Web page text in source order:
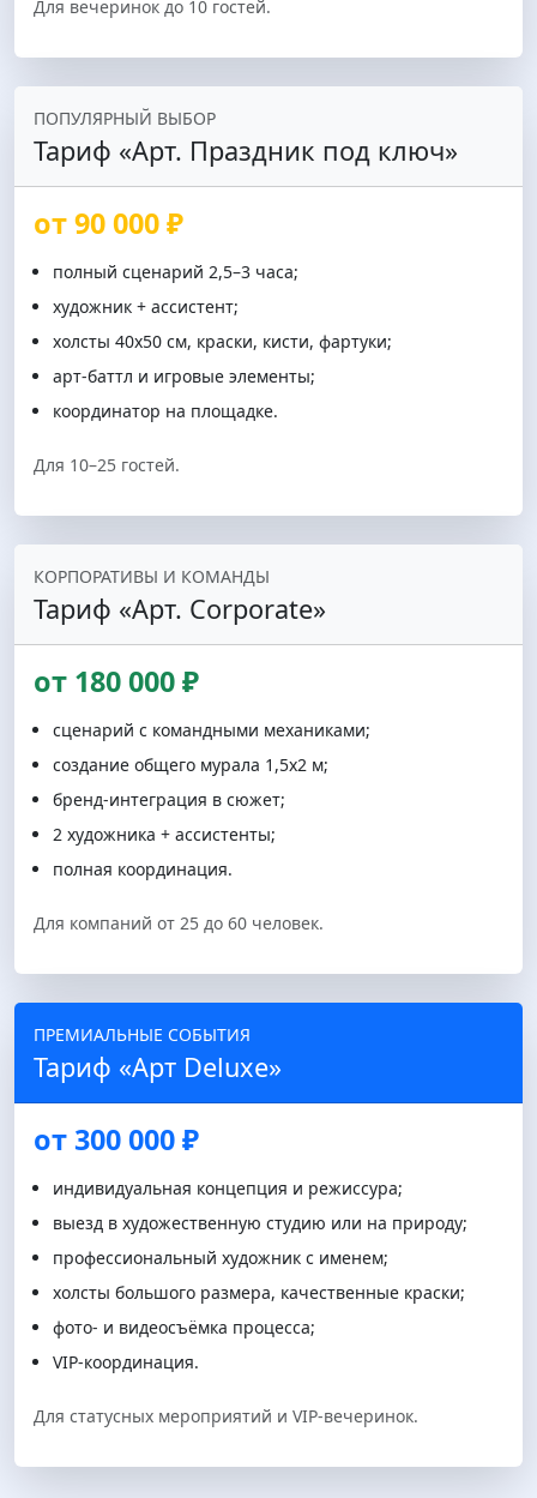
Для вечеринок до 10 гостей.
ПОПУЛЯРНЫЙ ВЫБОР
Тариф «Арт. Праздник под ключ»
от 90 000 ₽
полный сценарий 2,5–3 часа;
художник + ассистент;
холсты 40х50 см, краски, кисти, фартуки;
арт-баттл и игровые элементы;
координатор на площадке.
Для 10–25 гостей.
КОРПОРАТИВЫ И КОМАНДЫ
Тариф «Арт. Corporate»
от 180 000 ₽
сценарий с командными механиками;
создание общего мурала 1,5х2 м;
бренд-интеграция в сюжет;
2 художника + ассистенты;
полная координация.
Для компаний от 25 до 60 человек.
ПРЕМИАЛЬНЫЕ СОБЫТИЯ
Тариф «Арт Deluxe»
от 300 000 ₽
индивидуальная концепция и режиссура;
выезд в художественную студию или на природу;
профессиональный художник с именем;
холсты большого размера, качественные краски;
фото- и видеосъёмка процесса;
VIP-координация.
Для статусных мероприятий и VIP-вечеринок.